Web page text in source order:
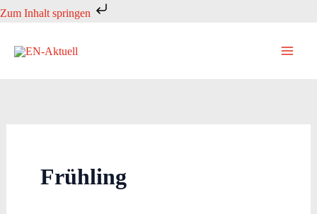
Zum Inhalt springen
Zum
springen
Frühling